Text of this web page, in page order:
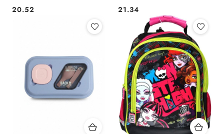
Cena:
20.52 Cena:
21.34